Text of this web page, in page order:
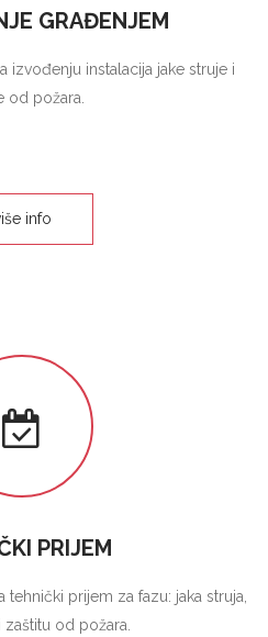
GRAĐENJEM
izvođenju instalacija jake struje i
od požara.
info
PRIJEM
prijem za fazu: jaka struja,
zaštitu od požara.